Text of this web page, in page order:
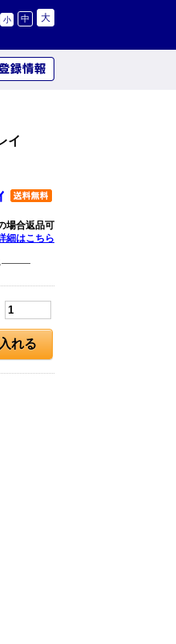
小 中 大
イ
場合返品可
細はこちら
る―――
れる